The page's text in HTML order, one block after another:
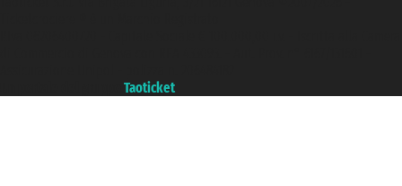
Taoticket